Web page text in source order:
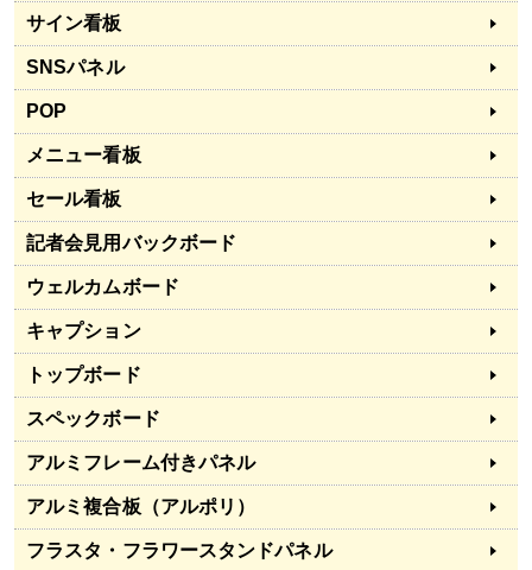
サイン看板
SNSパネル
POP
メニュー看板
セール看板
記者会見用バックボード
ウェルカムボード
キャプション
トップボード
スペックボード
アルミフレーム付きパネル
アルミ複合板（アルポリ）
フラスタ・フラワースタンドパネル